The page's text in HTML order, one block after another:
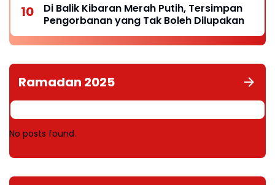
Di Balik Kibaran Merah Putih, Tersimpan
Pengorbanan yang Tak Boleh Dilupakan
Ramadan 2025
No posts found.